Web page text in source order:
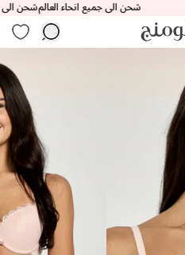
شحن الى جميع انحاء العالمشحن الى جميع